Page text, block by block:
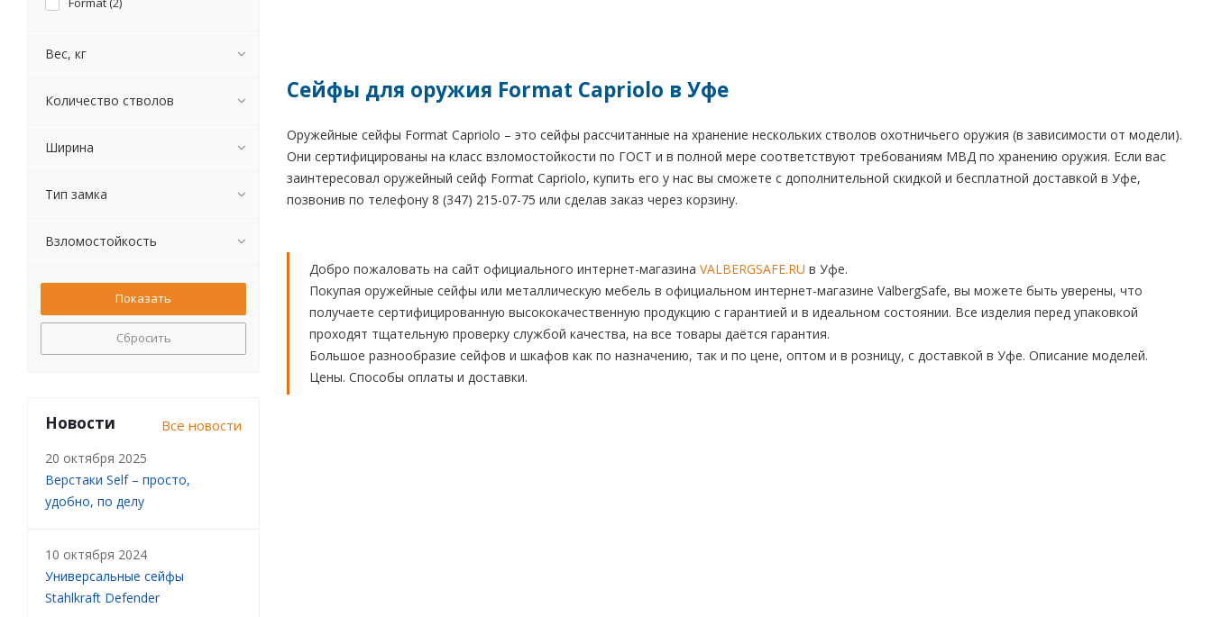
Сейфы для оружия Format Capriolo в Уфе
Оружейные сейфы Format Capriolo – это сейфы рассчитанные на хранение нескольких стволов охотничьего оружия (в зависимости от модели).
Они сертифицированы на класс взломостойкости по ГОСТ и в полной мере соответствуют требованиям МВД по хранению оружия. Если вас
заинтересовал оружейный сейф Format Capriolo, купить его у нас вы сможете с дополнительной скидкой и бесплатной доставкой в Уфе,
позвонив по телефону 8 (347) 215-07-75 или сделав заказ через корзину.
Добро пожаловать на сайт официального интернет-магазина VALBERGSAFE.RU в Уфе.
Покупая оружейные сейфы или металлическую мебель в официальном интернет-магазине ValbergSafe, вы можете быть уверены, что
получаете сертифицированную высококачественную продукцию с гарантией и в идеальном состоянии. Все изделия перед упаковкой
проходят тщательную проверку службой качества, на все товары даётся гарантия.
Большое разнообразие сейфов и шкафов как по назначению, так и по цене, оптом и в розницу, с доставкой в Уфе. Описание моделей.
Цены. Способы оплаты и доставки.
Вес, кг
Количество стволов
Ширина
Тип замка
Взломостойкость
Сбросить
Новости Все новости
20 октября 2025
Верстаки Self – просто,
удобно, по делу
10 октября 2024
Универсальные сейфы
Stahlkraft Defender